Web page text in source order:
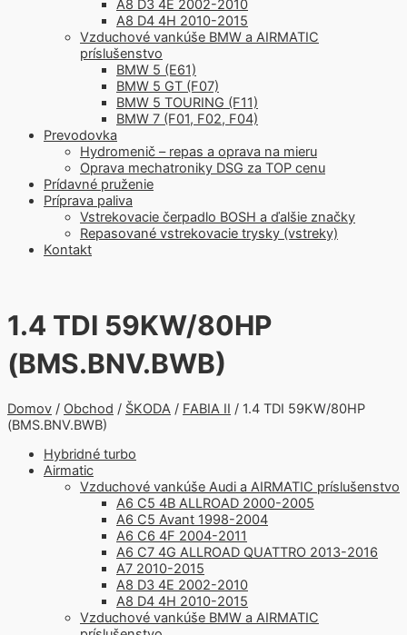
A8 D3 4E 2002-2010
A8 D4 4H 2010-2015
Vzduchové vankúše BMW a AIRMATIC
príslušenstvo
BMW 5 (E61)
BMW 5 GT (F07)
BMW 5 TOURING (F11)
BMW 7 (F01, F02, F04)
Prevodovka
Hydromenič – repas a oprava na mieru
Oprava mechatroniky DSG za TOP cenu
Prídavné pruženie
Príprava paliva
Vstrekovacie čerpadlo BOSH a ďalšie značky
Repasované vstrekovacie trysky (vstreky)
Kontakt
1.4 TDI 59KW/80HP
(BMS.BNV.BWB)
Domov / Obchod / ŠKODA / FABIA II / 1.4 TDI 59KW/80HP
(BMS.BNV.BWB)
Hybridné turbo
Airmatic
Vzduchové vankúše Audi a AIRMATIC príslušenstvo
A6 C5 4B ALLROAD 2000-2005
A6 C5 Avant 1998-2004
A6 C6 4F 2004-2011
A6 C7 4G ALLROAD QUATTRO 2013-2016
A7 2010-2015
A8 D3 4E 2002-2010
A8 D4 4H 2010-2015
Vzduchové vankúše BMW a AIRMATIC